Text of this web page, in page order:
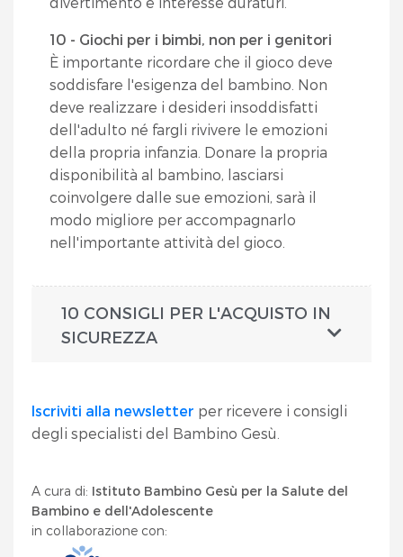
10 - Giochi per i bimbi, non per i genitori
È importante ricordare che il gioco deve
soddisfare l'esigenza del bambino. Non
deve realizzare i desideri insoddisfatti
dell'adulto né fargli rivivere le emozioni
della propria infanzia. Donare la propria
disponibilità al bambino, lasciarsi
coinvolgere dalle sue emozioni, sarà il
modo migliore per accompagnarlo
nell'importante attività del gioco.
10 CONSIGLI PER L'ACQUISTO IN
SICUREZZA
Iscriviti alla newsletter per ricevere i consigli
degli specialisti del Bambino Gesù.
A cura di: Istituto Bambino Gesù per la Salute del
Bambino e dell'Adolescente
in collaborazione con: